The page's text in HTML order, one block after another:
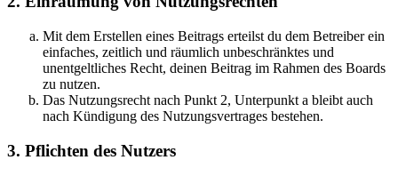
Mit dem Erstellen eines Beitrags erteilst du dem Betreiber ein
einfaches, zeitlich und räumlich unbeschränktes und
unentgeltliches Recht, deinen Beitrag im Rahmen des Boards
zu nutzen.
Das Nutzungsrecht nach Punkt 2, Unterpunkt a bleibt auch
nach Kündigung des Nutzungsvertrages bestehen.
3. Pflichten des Nutzers